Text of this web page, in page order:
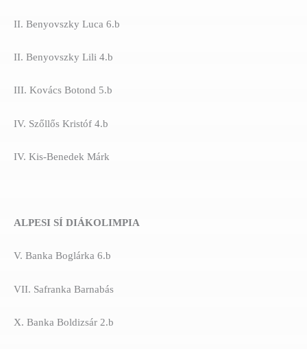
II. Benyovszky Luca 6.b
II. Benyovszky Lili 4.b
III. Kovács Botond 5.b
IV. Szőllős Kristóf 4.b
IV. Kis-Benedek Márk
ALPESI SÍ DIÁKOLIMPIA
V. Banka Boglárka 6.b
VII. Safranka Barnabás
X. Banka Boldizsár 2.b